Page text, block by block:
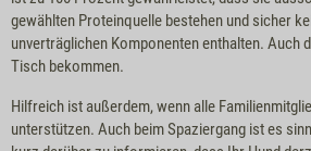
gewählten Proteinquelle bestehen und sicher
unverträglichen Komponenten enthalten. Auch
Tisch bekommen.
Hilfreich ist außerdem, wenn alle
unterstützen. Auch beim Spaziergang ist es